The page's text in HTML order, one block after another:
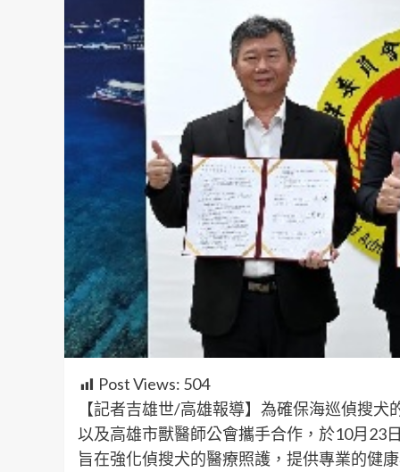
Post Views: 504
【記者吉雄世/高雄報導】為確保海巡偵搜
以及高雄市獸醫師公會攜手合作，於10月23
旨在強化偵搜犬的醫療照護，提供專業的健